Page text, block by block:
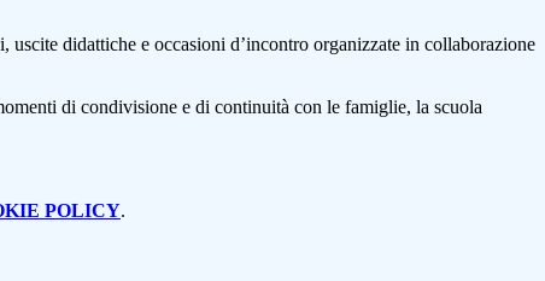
didattiche e occasioni d’incontro organizzate in collaborazione
di condivisione e di continuità con le famiglie, la scuola
POLICY.